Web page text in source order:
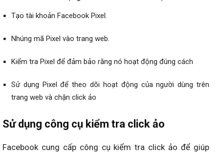
Tạo tài khoản Facebook Pixel.
Nhúng mã Pixel vào trang web.
Kiểm tra Pixel để đảm bảo rằng nó hoạt động đúng cách
Sử dụng Pixel để theo dõi hoạt động của người dùng trên
trang web và chặn click ảo
Sử dụng công cụ kiểm tra click ảo
Facebook cung cấp công cụ kiểm tra click ảo để giúp